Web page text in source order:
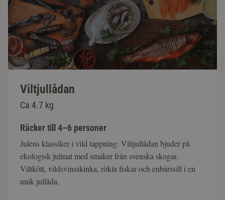
Viltjullådan
Ca 4.7 kg
Räcker till 4–6 personer
Julens klassiker i vild tappning. Viltjullådan bjuder på
ekologisk julmat med smaker från svenska skogar.
Viltkött, vildsvinsskinka, rökta fiskar och enbärssill i en
unik jullåda.